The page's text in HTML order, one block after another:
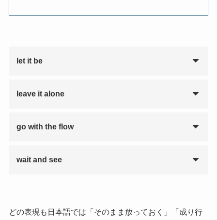
let it be
leave it alone
go with the flow
wait and see
どの表現も日本語では「そのまま放っておく」「成り行